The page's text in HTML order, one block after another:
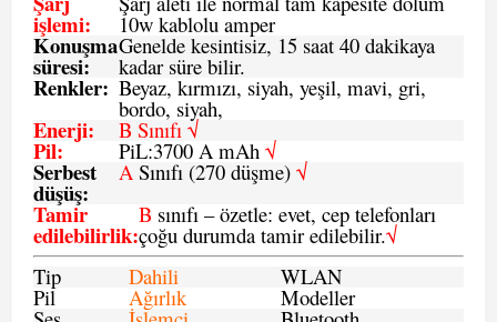
işlemi: 10w kablolu amper
Konuşma
süresi:
Genelde kesintisiz, 15 saat 40 dakikaya
kadar süre bilir.
Renkler: Beyaz, kırmızı, siyah, yeşil, mavi, gri,
bordo, siyah,
Enerji: B Sınıfı √
Pil: PiL:3700 A mAh √
Serbest
düşüş:
ASınıfı (270 düşme) √
Tamir
edilebilirlik:
B sınıfı – özetle: evet, cep telefonları
çoğu durumda tamir edilebilir.√
Tip
Dahili WLAN
Pil Ağırlık Modeller